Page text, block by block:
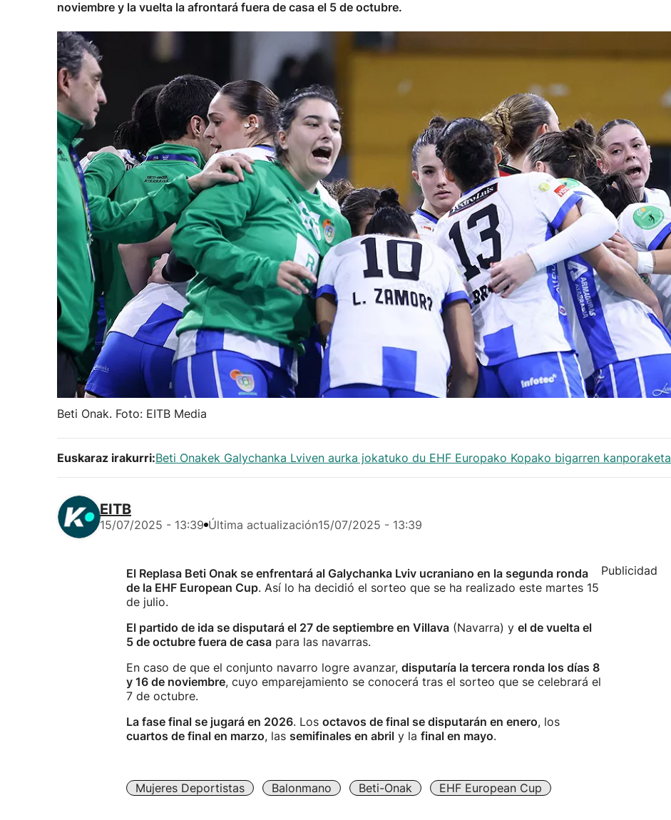
noviembre y la vuelta la afrontará fuera de casa el 5 de octubre.
Beti Onak. Foto: EITB Media
Euskaraz irakurri:Beti Onakek Galychanka Lviven aurka jokatuko du EHF Europako Kopako bigarren kanporaketa
EITB
15/07/2025 - 13:39 Última actualización15/07/2025 - 13:39
El Replasa Beti Onak se enfrentará al Galychanka Lviv ucraniano en la segunda ronda
de la EHF European Cup. Así lo ha decidió el sorteo que se ha realizado este martes 15
de julio.
El partido de ida se disputará el 27 de septiembre en Villava (Navarra) y el de vuelta el
5 de octubre fuera de casa para las navarras.
En caso de que el conjunto navarro logre avanzar, disputaría la tercera ronda los días 8
y 16 de noviembre, cuyo emparejamiento se conocerá tras el sorteo que se celebrará el
7 de octubre.
La fase final se jugará en 2026. Los octavos de final se disputarán en enero, los
cuartos de final en marzo, las semifinales en abril y la final en mayo.
Mujeres Deportistas Balonmano Beti-Onak EHF European Cup
Publicidad